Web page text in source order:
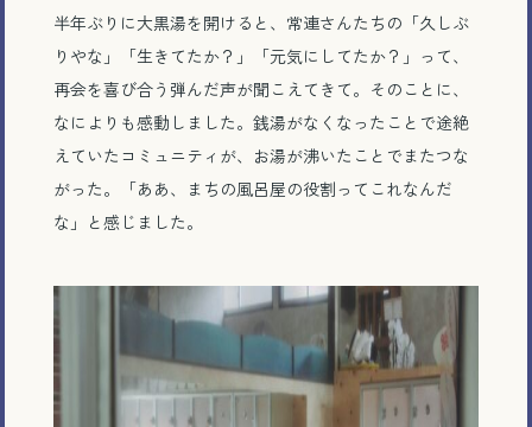
半年ぶりに大黒湯を開けると、常連さんたちの「久しぶ
りやな」「生きてたか？」「元気にしてたか？」って、
再会を喜び合う弾んだ声が聞こえてきて。そのことに、
なによりも感動しました。銭湯がなくなったことで途絶
えていたコミュニティが、お湯が沸いたことでまたつな
がった。「ああ、まちの風呂屋の役割ってこれなんだ
な」と感じました。